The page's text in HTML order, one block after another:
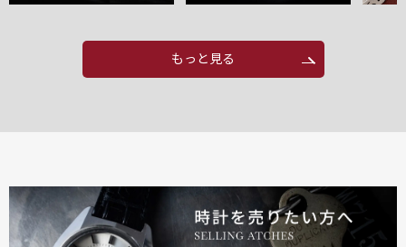
もっと見る